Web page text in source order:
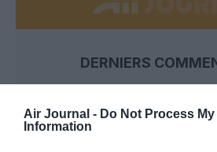
Air Journal - Do Not Process My
Information
DERNIERS
Serge13a commenté l'article :